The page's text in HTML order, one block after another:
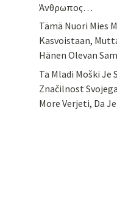
Άνθρωπος…
Tämä Nuori Mies
Kasvoistaan,
Hänen Olevan
Ta Mladi Moški Je
Značilnost
More Verjeti, Da